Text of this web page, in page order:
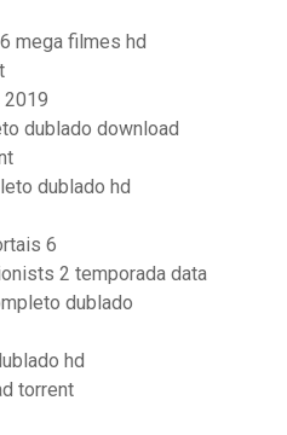
mega filmes hd
2019
dublado download
dublado hd
6
2 temporada data
dublado
hd
torrent